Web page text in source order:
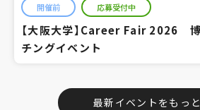
開催前 応募受付中
【大阪大学】Career Fair 2026
チングイベント
最新イベントをもっ